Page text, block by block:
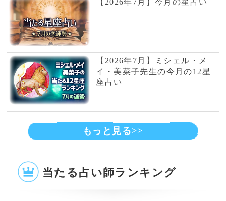
当たると評判の有名占い師
Dr.ｺﾊﾟ
独自の理論で運気を
導く、話題の当たる
風水師です
銀座の母
厳しくも暖かい鑑定
で、相談者を真っ直
ぐに導きます。
錢天牛
伝説の占い師銭天牛